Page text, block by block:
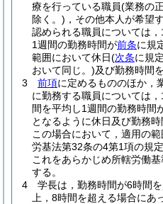
療を行っている職員(業務の
除く。) ，その他本人が希望
認められる職員については
1週間の勤務時間が前条に規
範囲において休日(次条に規
おいて同じ。)及び勤務時間
3
前項に定めるもののほか，
に勤務する職員については
間を平均し1週間の勤務時間
となるように休日及び勤務
この場合において，適用の
労基法第32条の4第1項の規
これをあらかじめ所轄労働
する。
4
学長は，勤務時間が6時間
上，8時間を超える場合に